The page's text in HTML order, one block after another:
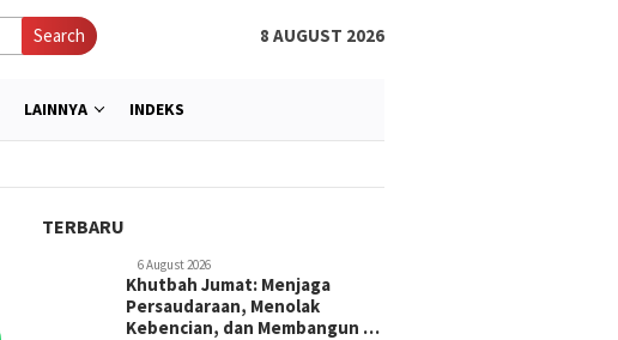
Search 8 AUGUST 2026
LAINNYA INDEKS
TERBARU
6 August 2026
Khutbah Jumat: Menjaga
Persaudaraan, Menolak
Kebencian, dan Membangun …